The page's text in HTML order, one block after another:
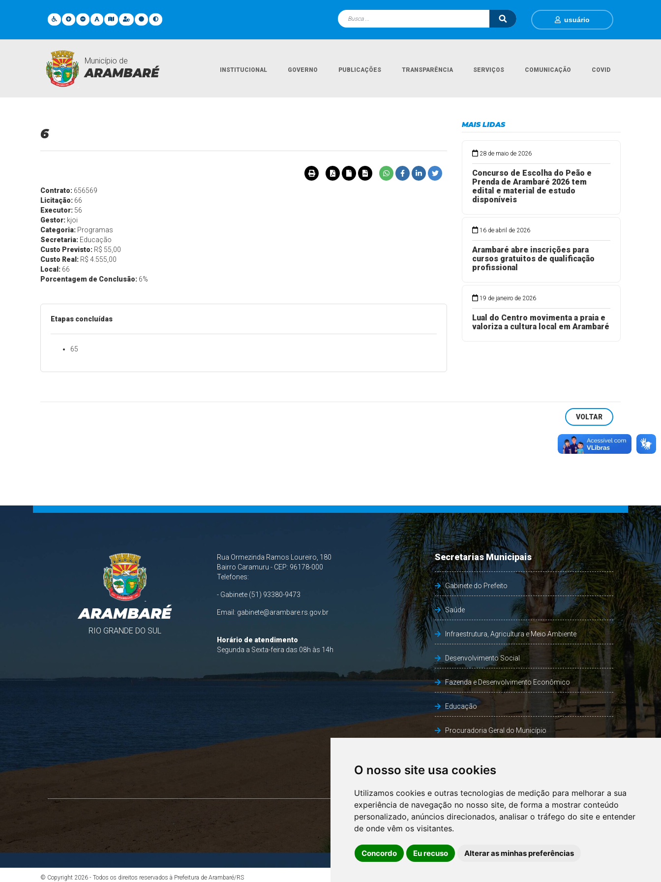
O nosso site usa cookies
Utilizamos cookies e outras tecnologias de medição para melhorar a sua
experiência de navegação no nosso site, de forma a mostrar conteúdo
personalizado, anúncios direcionados, analisar o tráfego do site e entender
de onde vêm os visitantes.
Concordo Eu recuso Alterar as minhas preferências
usuário
Município de
ARAMBARÉ INSTITUCIONAL GOVERNO PUBLICAÇÕES TRANSPARÊNCIA SERVIÇOS COMUNICAÇÃO COVID
Obras
6
Contrato: 656569
Licitação: 66
Executor: 56
Gestor: kjoi
Categoria: Programas
Secretaria: Educação
Custo Previsto: R$ 55,00
Custo Real: R$ 4.555,00
Local: 66
Porcentagem de Conclusão: 6%
Etapas concluídas
65
MAIS LIDAS
28 de maio de 2026
Concurso de Escolha do Peão e
Prenda de Arambaré 2026 tem
edital e material de estudo
disponíveis
16 de abril de 2026
Arambaré abre inscrições para
cursos gratuitos de qualificação
profissional
19 de janeiro de 2026
Lual do Centro movimenta a praia e
valoriza a cultura local em Arambaré
VOLTAR
ARAMBARÉ
RIO GRANDE DO SUL
Rua Ormezinda Ramos Loureiro, 180
Bairro Caramuru - CEP: 96178-000
Telefones:
- Gabinete (51) 93380-9473
Email: gabinete@arambare.rs.gov.br
Horário de atendimento
Segunda a Sexta-feira das 08h às 14h
Secretarias Municipais
Gabinete do Prefeito
Saúde
Infraestrutura, Agricultura e Meio Ambiente
Desenvolvimento Social
Fazenda e Desenvolvimento Econômico
Educação
Procuradoria Geral do Município
OUVIDORIA
© Copyright 2026 - Todos os direitos reservados à Prefeitura de Arambaré/RS